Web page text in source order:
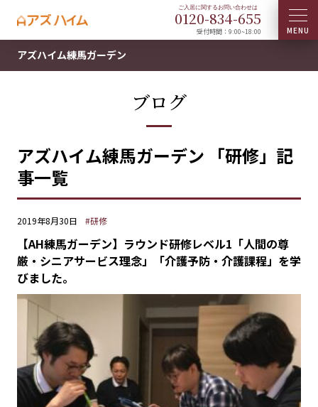
0120-834-655
受付時間：9:00~18:00
アズハイム練馬ガーデン
ブログ
アズハイム練馬ガーデン 「研修」記
事一覧
2019年8月30日 #研修
【AH練馬ガーデン】ラウンド研修レベル1「人間の尊
厳・シニアサービス理念」「介護予防・介護課程」を学
びました。